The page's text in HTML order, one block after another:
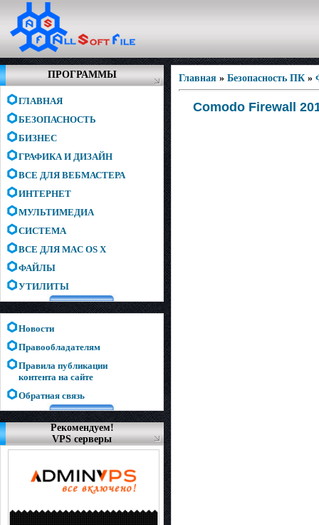
ПРОГРАММЫ
ГЛАВНАЯ
БЕЗОПАСНОСТЬ
БИЗНЕС
ГРАФИКА И ДИЗАЙН
ВСЕ ДЛЯ ВЕБМАСТЕРА
ИНТЕРНЕТ
МУЛЬТИМЕДИА
СИСТЕМА
ВСЕ ДЛЯ MAC OS X
ФАЙЛЫ
УТИЛИТЫ
Новости
Правообладателям
Правила публикации
контента на сайте
Обратная связь
Рекомендуем!
VPS серверы
Главная » Безопасность ПК »
Comodo Firewall